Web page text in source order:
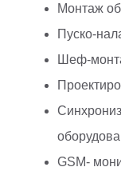
Монтаж
Пуско-
Шеф-
GSM-